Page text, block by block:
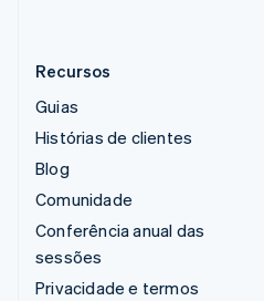
Recursos
Guias
Histórias de clientes
Blog
Comunidade
Conferência anual das
sessões
Privacidade e termos